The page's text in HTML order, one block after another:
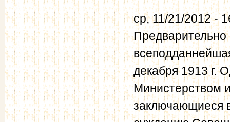
ср, 11/21/2012 -
декабря 1913 г.
Министерством
заключающиеся